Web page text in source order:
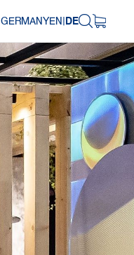
GERMANYEN|DE